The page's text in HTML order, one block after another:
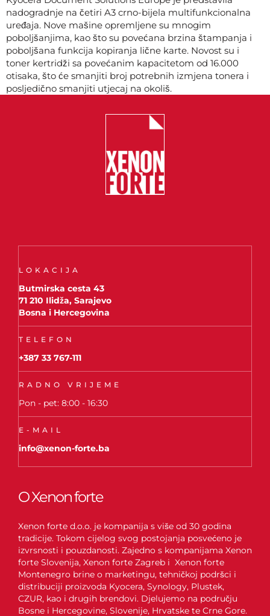
nadogradnje na četiri A3 crno-bijela multifunkcionalna
uređaja. Nove mašine opremljene su mnogim
poboljšanjima, kao što su povećana brzina štampanja i
poboljšana funkcija kopiranja lične karte. Novost su i
toner kertridži sa povećanim kapacitetom od 16.000
otisaka, što će smanjiti broj potrebnih izmjena tonera i
posljedično smanjiti utjecaj na okoliš.
LOKACIJA
Butmirska cesta 43
71 210 Ilidža, Sarajevo
Bosna i Hercegovina
TELEFON
+387 33 767-111
RADNO VRIJEME
Pon - pet: 8:00 - 16:30
E-MAIL
info@xenon-forte.ba
O Xenon forte
Xenon forte d.o.o. je kompanija s više od 30 godina
tradicije. Tokom cijelog svog postojanja posvećeno je
izvrsnosti i pouzdanosti. Zajedno s kompanijama Xenon
forte Slovenija, Xenon forte Zagreb i Xenon forte
Montenegro brine o marketingu, tehničkoj podršci i
distribuciji proizvoda Kyocera, Synology, Plustek,
CZUR, kao i drugih brendovi. Djelujemo na području
Bosne i Hercegovine, Slovenije, Hrvatske te Crne Gore.